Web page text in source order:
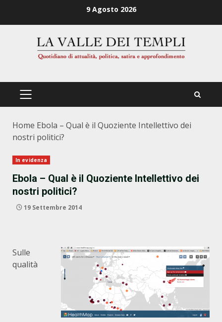
9 Agosto 2026
PRIMÄRES
Home Ebola – Qual è il Quoziente Intellettivo dei
nostri politici?
In evidenza
Ebola – Qual è il Quoziente Intellettivo dei
nostri politici?
19 Settembre 2014
Sulle
qualità